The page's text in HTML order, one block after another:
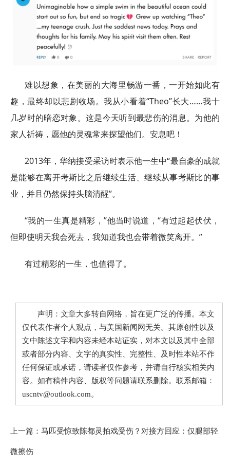
难以想象，在美丽的大海里畅游一番，一开始如此有
趣，最终却以悲剧收场。我从小看着“Theo”长大……我十
几岁时的暗恋对象。这是今天听到最悲伤的消息。为他的
家人祈祷，愿他的灵魂常来探望他们。安息吧！
2013年，华纳接受采访时表示他一生中“最自豪的成就
是能够在离开考斯比之后继续生活、继续从事考斯比的事
业，并且仍然保持头脑清醒”。
“我的一生真是精彩，”他当时说道，“有过起起伏伏，
但即使明天我会死去，我知道我也会带着微笑离开。”
有过精彩的一生，也值得了。
声明：文章大多转自网络，旨在更广泛的传播。本文
仅代表作者个人观点，与美国新闻网无关。其原创性以及
文中陈述文字和内容未经本站证实，对本文以及其中全部
或者部分内容、文字的真实性、完整性、及时性本站不作
任何保证或承诺，请读者仅作参考，并请自行核实相关内
容。如有稿件内容、版权等问题请联系删除。联系邮箱：
uscntv@outlook.com。
上一篇： 马匹受惊致陈都灵拍戏受伤？对接方回应：仅腿部轻
微擦伤